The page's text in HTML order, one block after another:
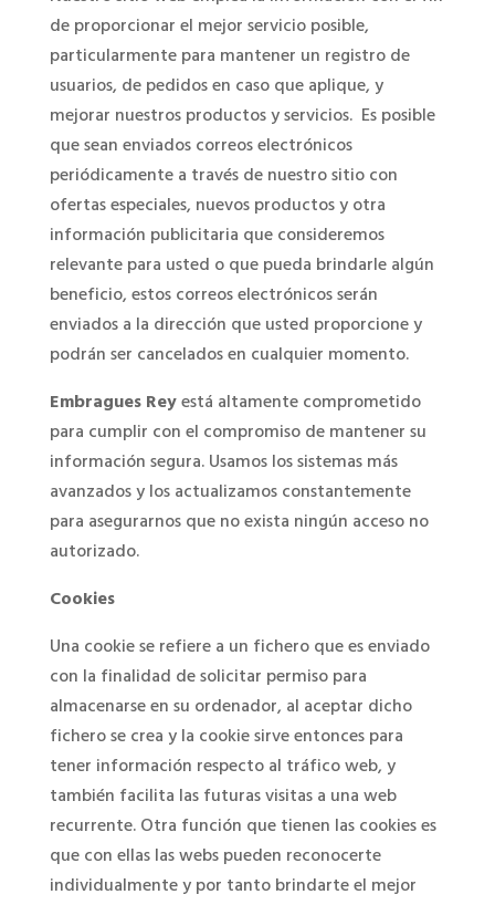
de proporcionar el mejor servicio posible,
particularmente para mantener un registro de
usuarios, de pedidos en caso que aplique, y
mejorar nuestros productos y servicios. Es posible
que sean enviados correos electrónicos
periódicamente a través de nuestro sitio con
ofertas especiales, nuevos productos y otra
información publicitaria que consideremos
relevante para usted o que pueda brindarle algún
beneficio, estos correos electrónicos serán
enviados a la dirección que usted proporcione y
podrán ser cancelados en cualquier momento.
Embragues Reyestá altamente comprometido
para cumplir con el compromiso de mantener su
información segura. Usamos los sistemas más
avanzados y los actualizamos constantemente
para asegurarnos que no exista ningún acceso no
autorizado.
Cookies
Una cookie se refiere a un fichero que es enviado
con la finalidad de solicitar permiso para
almacenarse en su ordenador, al aceptar dicho
fichero se crea y la cookie sirve entonces para
tener información respecto al tráfico web, y
también facilita las futuras visitas a una web
recurrente. Otra función que tienen las cookies es
que con ellas las webs pueden reconocerte
individualmente y por tanto brindarte el mejor